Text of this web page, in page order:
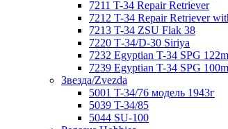
7211 T-34 Repair Retriever
7212 T-34 Repair Retriever
7213 T-34 ZSU Flak 38
7220 Т-34/D-30 Siriya
7232 Egyptian T-34 SPG
7239 Egyptian T-34 SPG
Звезда/Zvezda
5001 T-34/76 модель 1943г
5039 T-34/85
5044 SU-100